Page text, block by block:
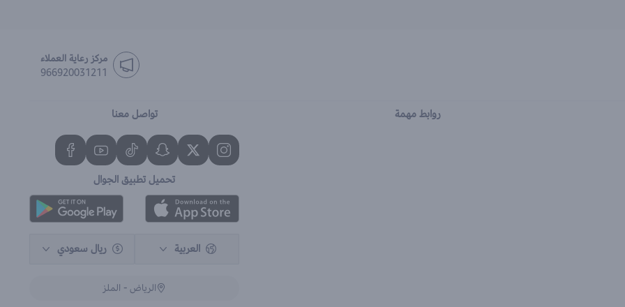
مركز رعاية العملاء
966920031211
روابط مهمة تواصل معنا
تحميل تطبيق الجوال
العربية ريال سعودي
الرياض - الملز